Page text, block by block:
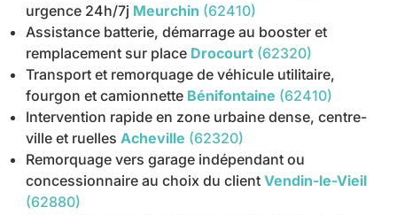
urgence 24h/7j Meurchin (62410)
Assistance batterie, démarrage au booster et
remplacement sur place Drocourt (62320)
Transport et remorquage de véhicule utilitaire,
fourgon et camionnette Bénifontaine (62410)
Intervention rapide en zone urbaine dense, centre-
ville et ruelles Acheville (62320)
Remorquage vers garage indépendant ou
concessionnaire au choix du client Vendin-le-Vieil
(62880)